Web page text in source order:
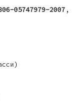
05747979-2007,